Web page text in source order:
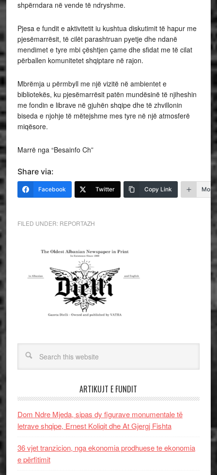
shpërndara në vende të ndryshme.
Pjesa e fundit e aktivitetit iu kushtua diskutimit të hapur me
pjesëmarrësit, të cilët parashtruan pyetje dhe ndanë
mendimet e tyre mbi çështjen çame dhe sfidat me të cilat
përballen komunitetet shqiptare në rajon.
Mbrëmja u përmbyll me një vizitë në ambientet e
bibliotekës, ku pjesëmarrësit patën mundësinë të njiheshin
me fondin e librave në gjuhën shqipe dhe të zhvillonin
biseda e njohje të mëtejshme mes tyre në një atmosferë
miqësore.
Marrë nga “Besainfo Ch”
Share via:
Facebook Twitter Copy Link More
FILED UNDER: REPORTAZH
ARTIKUJT E FUNDIT
Dom Ndre Mjeda, sipas dy figurave monumentale të
letrave shqipe, Ernest Koliqit dhe At Gjergj Fishta
36 vjet tranzicion, nga ekonomia prodhuese te ekonomia
e përfitimit